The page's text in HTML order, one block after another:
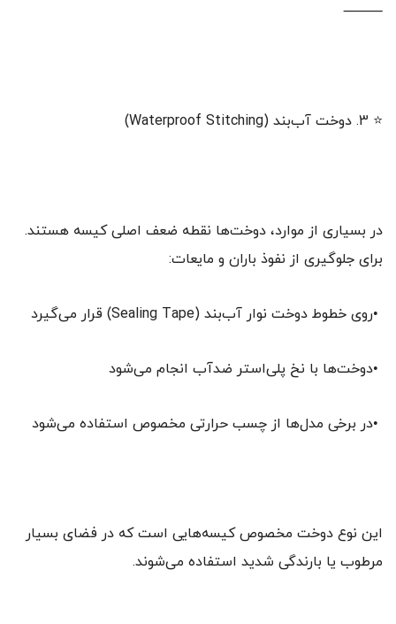
⸻
⭐ 3. دوخت آب‌بند (Waterproof Stitching)
در بسیاری از موارد، دوخت‌ها نقطه ضعف اصلی کیسه هستند.
برای جلوگیری از نفوذ باران و مایعات:
•روی خطوط دوخت نوار آب‌بند (Sealing Tape) قرار می‌گیرد
•دوخت‌ها با نخ پلی‌استر ضدآب انجام می‌شود
•در برخی مدل‌ها از چسب حرارتی مخصوص استفاده می‌شود
این نوع دوخت مخصوص کیسه‌هایی است که در فضای بسیار
مرطوب یا بارندگی شدید استفاده می‌شوند.